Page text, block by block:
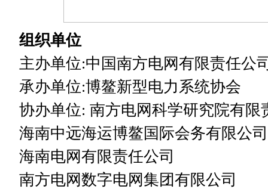
组织单位
主办单位:中国南方电网有限责任公
承办单位:博鳌新型电力系统协会
协办单位: 南方电网科学研究院有限
海南中远海运博鳌国际会务有限公司
海南电网有限责任公司
南方电网数字电网集团有限公司